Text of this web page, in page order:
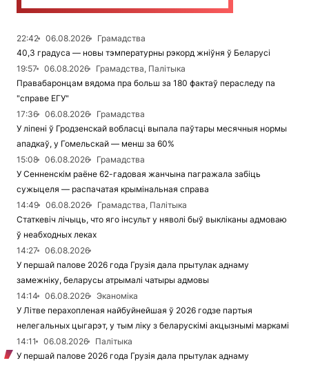
22:42 06.08.2026
Грамадства
40,3 градуса — новы тэмпературны рэкорд жніўня ў Беларусі
19:57
06.08.2026
Грамадства, Палітыка
Правабаронцам вядома пра больш за 180 фактаў пераследу па
"справе ЕГУ"
17:36
06.08.2026
Грамадства
У ліпені ў Гродзенскай вобласці выпала паўтары месячныя нормы
ападкаў, у Гомельскай — менш за 60%
15:08
06.08.2026
Грамадства
У Сенненскім раёне 62-гадовая жанчына пагражала забіць
сужыцеля — распачатая крымінальная справа
14:49
06.08.2026
Грамадства, Палітыка
Статкевіч лічыць, что яго інсульт у няволі быў выкліканы адмоваю
ў неабходных леках
14:27
06.08.2026
У першай палове 2026 года Грузія дала прытулак аднаму
замежніку, беларусы атрымалі чатыры адмовы
14:14
06.08.2026
Эканоміка
У Літве перахопленая найбуйнейшая ў 2026 годзе партыя
нелегальных цыгарэт, у тым ліку з беларускімі акцызнымі маркамі
14:11
06.08.2026
Палітыка
У першай палове 2026 года Грузія дала прытулак аднаму